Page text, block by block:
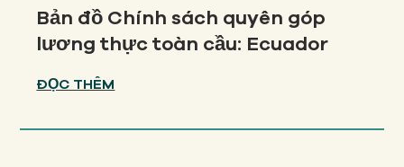
Bản đồ Chính sách quyên góp
lương thực toàn cầu: Ecuador
ĐỌC THÊM